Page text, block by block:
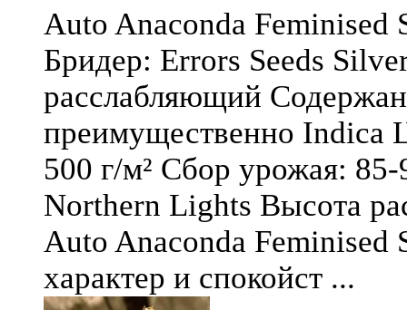
Auto Anaconda Feminised
Бридер: Errors Seeds
расслабляющий
преимущественно Indica
500 г/м² Сбор урожая:
Northern Lights Высота
Auto Anaconda
характер и спокойст ...